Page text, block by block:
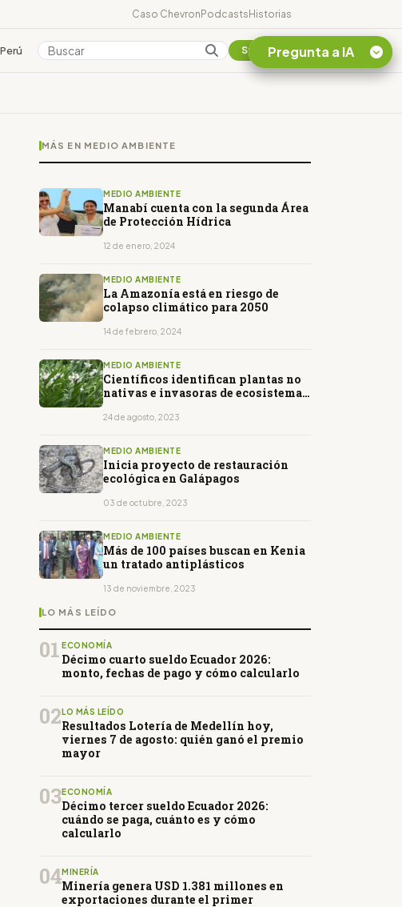
Caso ChevronPodcastsHistorias
Perú Colombia Suscribirse
MÁS EN MEDIO AMBIENTE
MEDIO AMBIENTE
Manabí cuenta con la segunda Área
de Protección Hídrica
12 de enero, 2024
MEDIO AMBIENTE
La Amazonía está en riesgo de
colapso climático para 2050
14 de febrero, 2024
MEDIO AMBIENTE
Científicos identifican plantas no
nativas e invasoras de ecosistemas
24 de agosto, 2023
MEDIO AMBIENTE
Inicia proyecto de restauración
ecológica en Galápagos
03 de octubre, 2023
MEDIO AMBIENTE
Más de 100 países buscan en Kenia
un tratado antiplásticos
13 de noviembre, 2023
LO MÁS LEÍDO
01 ECONOMÍA
Décimo cuarto sueldo Ecuador 2026:
monto, fechas de pago y cómo calcularlo
02 LO MÁS LEÍDO
Resultados Lotería de Medellín hoy,
viernes 7 de agosto: quién ganó el premio
mayor
03ECONOMÍA
Décimo tercer sueldo Ecuador 2026:
cuándo se paga, cuánto es y cómo
calcularlo
04MINERÍA
Minería genera USD 1.381 millones en
exportaciones durante el primer
Pregunta a IA
Amazonia Ecuatoriana